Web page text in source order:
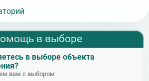
в выборе
в выборе объекта
вам с выбором